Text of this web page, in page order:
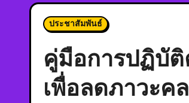
ประชาสัมพันธ์
คู่มือการปฏิบัติ
เพื่อลดภาวะ